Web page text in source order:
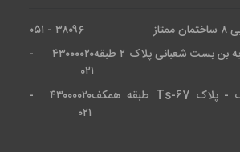
۳۸۰۹۶ - ۰۵۱
تهران - خیابان قیطریه بن بست شعبانی پلاک ۲ طبقه
۴۳۰۰۰۰۲۰ -
۰۲۱
کیش - فاز 7 صدف - پلاک Ts-67 طبقه همکف
۴۳۰۰۰۰۲۰ -
۰۲۱